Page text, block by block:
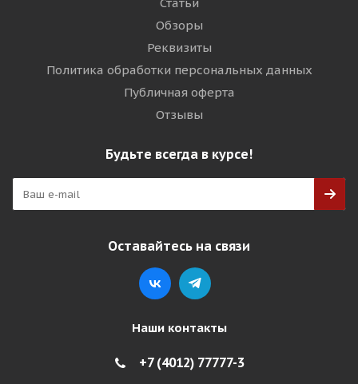
Обзоры
Реквизиты
Политика обработки персональных данных
Публичная оферта
Отзывы
Будьте всегда в курсе!
Оставайтесь на связи
Наши контакты
+7 (4012) 77777-3